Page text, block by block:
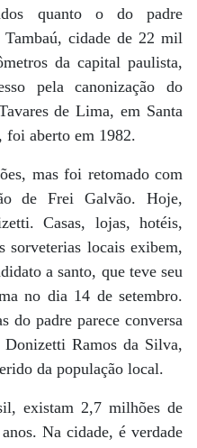
quanto o do padre
cidade de 22 mil
da capital paulista,
pela canonização do
de Lima, em Santa
foi aberto em 1982.
mas foi retomado com
de Frei Galvão. Hoje,
Casas, lojas, hotéis,
sorveterias locais exibem,
a santo, que teve seu
no dia 14 de setembro.
do padre parece conversa
Ramos da Silva,
da população local.
existam 2,7 milhões de
Na cidade, é verdade